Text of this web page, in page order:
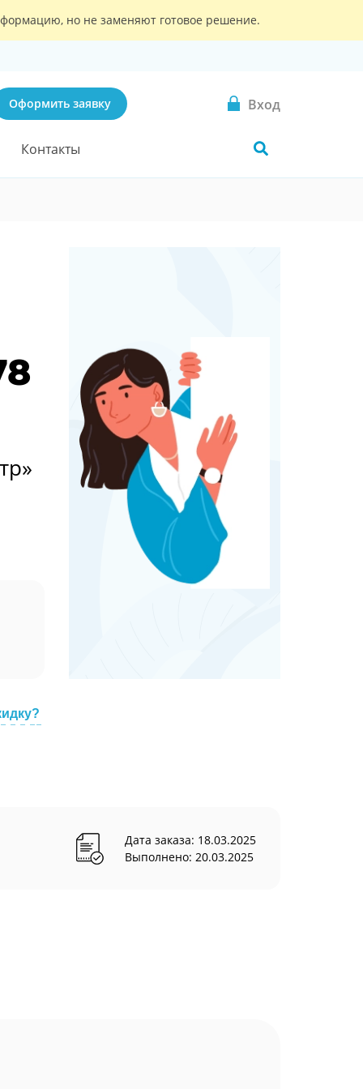
но не заменяют готовое решение.
Оформить заявку Вход
Контакты
Дата заказа: 18.03.2025
Выполнено: 20.03.2025